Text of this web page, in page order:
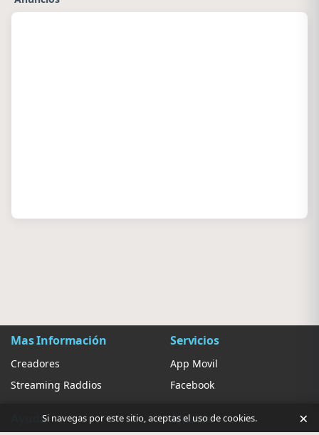
Mas Información
Creadores
Streaming Raddios
Servicios
App Movil
Facebook
Ayuda Ajustes
Si navegas por este sitio, aceptas el uso de cookies. ×